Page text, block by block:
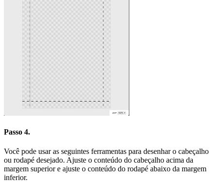
Passo 4.
Você pode usar as seguintes ferramentas para desenhar o cabeçalho
ou rodapé desejado. Ajuste o conteúdo do cabeçalho acima da
margem superior e ajuste o conteúdo do rodapé abaixo da margem
inferior.